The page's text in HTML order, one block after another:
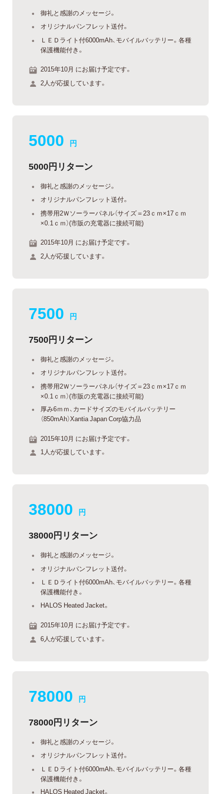
御礼と感謝のメッセージ。
オリジナルパンフレット送付。
ＬＥＤライト付6000mAh、モバイルバッテリー。各種
保護機能付き。
2015年10月 にお届け予定です。
2人が応援しています。
5000 円
5000円リターン
御礼と感謝のメッセージ。
オリジナルパンフレット送付。
携帯用2Ｗソーラーパネル（サイズ＝23ｃｍ×17ｃｍ
×0.1ｃｍ）(市販の充電器に接続可能)
2015年10月 にお届け予定です。
2人が応援しています。
7500 円
7500円リターン
御礼と感謝のメッセージ。
オリジナルパンフレット送付。
携帯用2Ｗソーラーパネル（サイズ＝23ｃｍ×17ｃｍ
×0.1ｃｍ）(市販の充電器に接続可能)
厚み6ｍｍ、カードサイズのモバイルバッテリー
（850mAh）Xantia Japan Corp協力品
2015年10月 にお届け予定です。
1人が応援しています。
38000 円
38000円リターン
御礼と感謝のメッセージ。
オリジナルパンフレット送付。
ＬＥＤライト付6000mAh、モバイルバッテリー。各種
保護機能付き。
HALOS Heated Jacket。
2015年10月 にお届け予定です。
6人が応援しています。
78000 円
78000円リターン
御礼と感謝のメッセージ。
オリジナルパンフレット送付。
ＬＥＤライト付6000mAh、モバイルバッテリー。各種
保護機能付き。
HALOS Heated Jacket。